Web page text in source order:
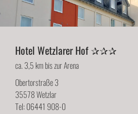
Hotel Wetzlarer Hof ✰✰✰
ca. 3,5 km bis zur Arena
Obertorstraße 3
35578 Wetzlar
Tel: 06441 908-0